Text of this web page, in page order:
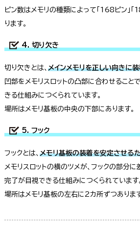
ピン数はメモリの種類によって「168ピン」「
ります。
4. 切り欠き
切り欠きとは、 メインメモリを正しい向きに
凹部をメモリスロットの凸部に合わせること
きる仕組みにつくられています。
場所はメモリ基板の中央の下部にあります。
5. フック
フックとは、 メモリ基板の装着を安定させる
メモリスロットの横のツメが、フックの部分
完了が目視できる仕組みにつくられています
場所はメモリ基板の左右に2カ所ずつあります